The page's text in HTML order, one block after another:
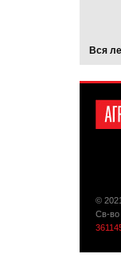
Вся
©
Св-во